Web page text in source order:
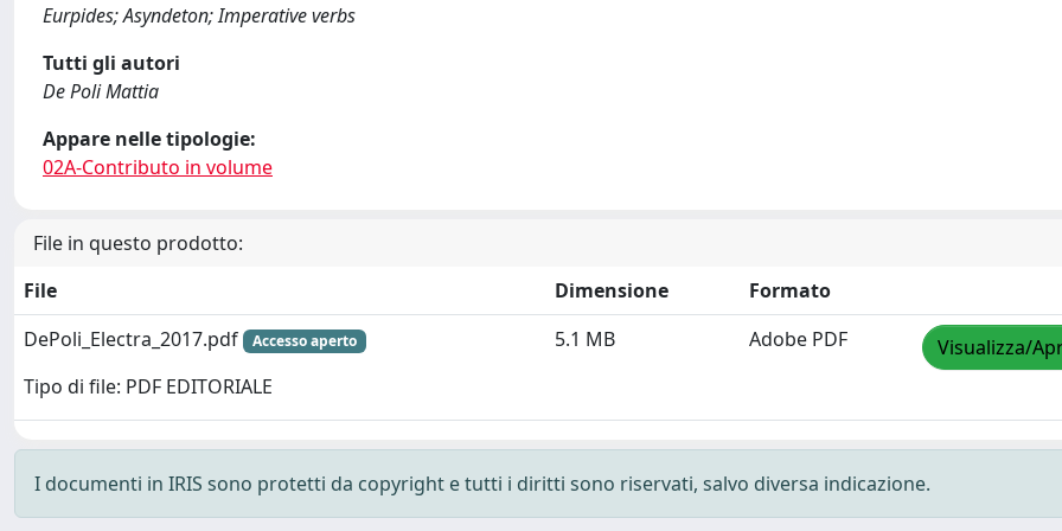
Eurpides; Asyndeton; Imperative verbs
Tutti gli autori
De Poli Mattia
Appare nelle tipologie:
02A-Contributo in volume
File in questo prodotto:
File
Dimensione
Formato
DePoli_Electra_2017.pdf
Accesso aperto
Tipo di file: PDF EDITORIALE
5.1 MB Adobe PDF Visualizza/
I documenti in IRIS sono protetti da copyright e tutti i diritti sono riservati, salvo diversa indicazione.